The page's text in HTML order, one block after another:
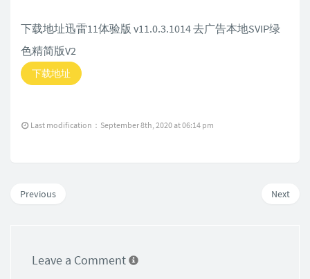
下载地址迅雷11体验版 v11.0.3.1014 去广告本地SVIP绿
色精简版V2
下载地址
Last modification：September 8th, 2020 at 06:14 pm
Next
Previous
Leave a Comment